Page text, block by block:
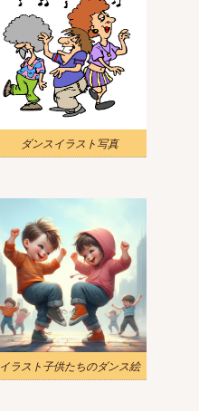
ダンスイラスト写真
イラスト子供たちのダンス絵